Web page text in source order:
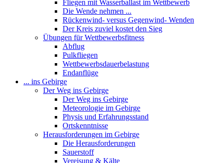
Fliegen mit Wasserballast im Wettbewerb
Die Wende nehmen ...
Rückenwind- versus Gegenwind- Wenden
Der Kreis zuviel kostet den Sieg
Übungen für Wettbewerbsfitness
Abflug
Pulkfliegen
Wettbewerbsdauerbelastung
Endanflüge
... ins Gebirge
Der Weg ins Gebirge
Der Weg ins Gebirge
Meteorologie im Gebirge
Physis und Erfahrungsstand
Ortskenntnisse
Herausforderungen im Gebirge
Die Herausforderungen
Sauerstoff
Vereisung & Kälte